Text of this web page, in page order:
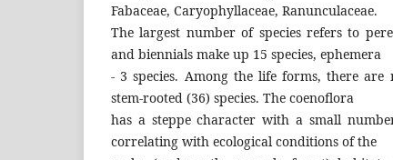
Fabaceae, Caryophyllaceae, Ranunculaceae.
The largest number of species refers to
and biennials make up 15 species, ephemera
- 3 species. Among the life forms, there
stem-rooted (36) species. The coenoflora
has a steppe character with a small
correlating with ecological conditions of the